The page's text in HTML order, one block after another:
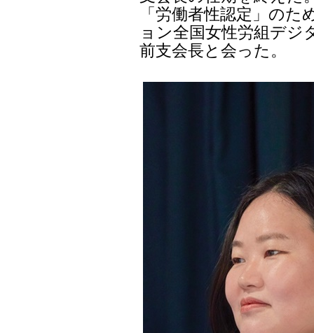
「労働者性認定」の
ョン全国女性労組デジ
前支会長と会った。